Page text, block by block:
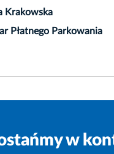
Krakowska
Płatnego Parkowania
w